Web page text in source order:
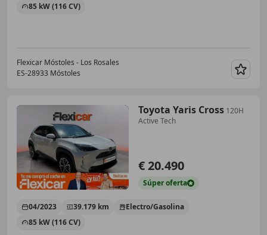
85 kW (116 CV)
Flexicar Móstoles - Los Rosales
ES-28933 Móstoles
Toyota Yaris Cross 120H
Active Tech
€ 20.490
Súperoferta
04/2023 39.179 km
Electro/Gasolina
85 kW (116 CV)